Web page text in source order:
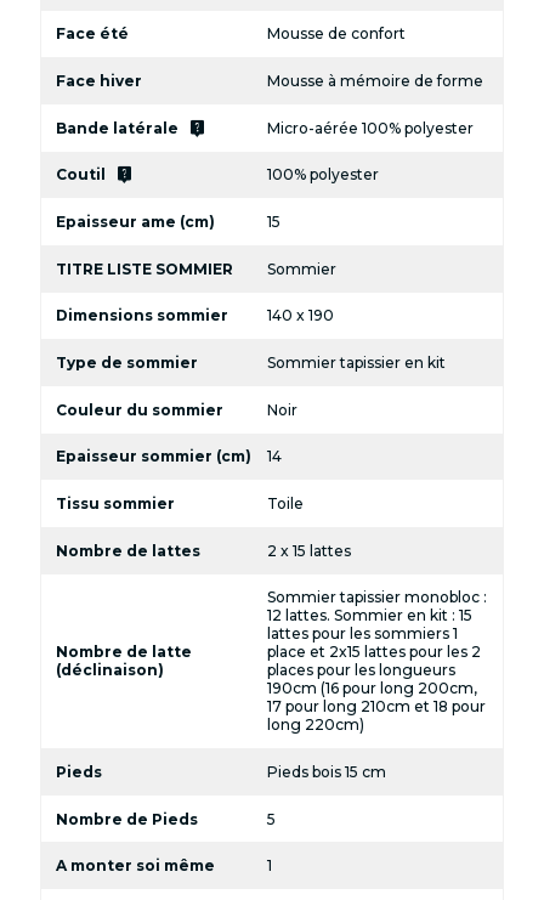
Face été Mousse de confort
Face hiver Mousse à mémoire de forme
Bande latérale live_help Micro-aérée 100% polyester
Coutil live_help 100% polyester
Epaisseur ame (cm) 15
TITRE LISTE SOMMIER Sommier
Dimensions sommier 140 x 190
Type de sommier Sommier tapissier en kit
Couleur du sommier Noir
Epaisseur sommier (cm) 14
Tissu sommier Toile
Nombre de lattes 2 x 15 lattes
Nombre de latte
(déclinaison)
Sommier tapissier monobloc :
12 lattes. Sommier en kit : 15
lattes pour les sommiers 1
place et 2x15 lattes pour les 2
places pour les longueurs
190cm (16 pour long 200cm,
17 pour long 210cm et 18 pour
long 220cm)
Pieds Pieds bois 15 cm
Nombre de Pieds 5
A monter soi même 1